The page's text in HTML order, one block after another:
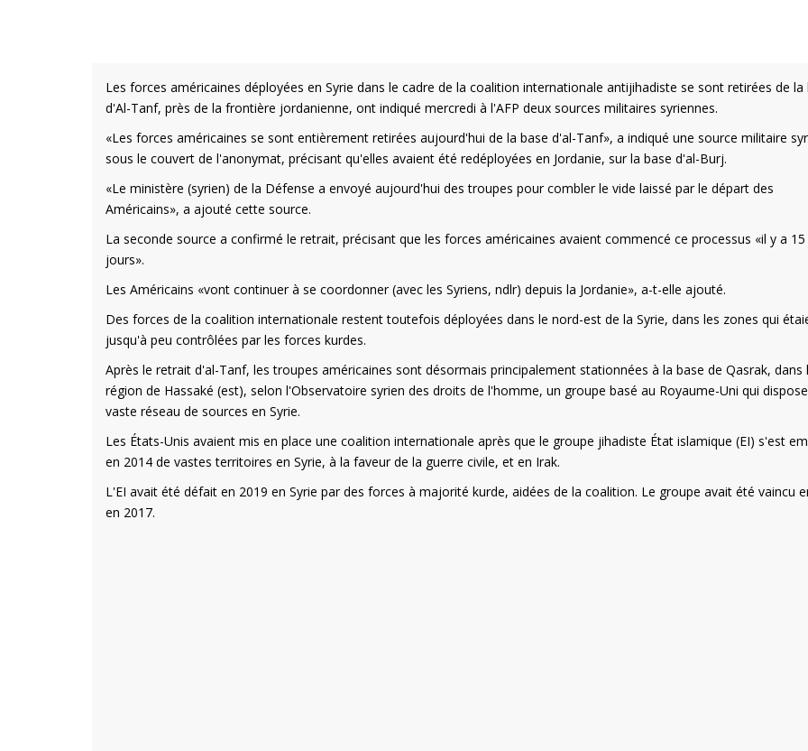
Les forces américaines déployées en Syrie dans le cadre de la coalition internationale antijihadiste se sont retirées de la
d'Al-Tanf, près de la frontière jordanienne, ont indiqué mercredi à l'AFP deux sources militaires syriennes.
«Les forces américaines se sont entièrement retirées aujourd'hui de la base d'al-Tanf», a indiqué une source militaire
sous le couvert de l'anonymat, précisant qu'elles avaient été redéployées en Jordanie, sur la base d'al-Burj.
«Le ministère (syrien) de la Défense a envoyé aujourd'hui des troupes pour combler le vide laissé par le départ des
Américains», a ajouté cette source.
La seconde source a confirmé le retrait, précisant que les forces américaines avaient commencé ce processus «il y a 15
jours».
Les Américains «vont continuer à se coordonner (avec les Syriens, ndlr) depuis la Jordanie», a-t-elle ajouté.
Des forces de la coalition internationale restent toutefois déployées dans le nord-est de la Syrie, dans les zones qui
jusqu'à peu contrôlées par les forces kurdes.
Après le retrait d'al-Tanf, les troupes américaines sont désormais principalement stationnées à la base de Qasrak, dans
région de Hassaké (est), selon l'Observatoire syrien des droits de l'homme, un groupe basé au Royaume-Uni qui
vaste réseau de sources en Syrie.
Les États-Unis avaient mis en place une coalition internationale après que le groupe jihadiste État islamique (EI) s'est
en 2014 de vastes territoires en Syrie, à la faveur de la guerre civile, et en Irak.
L'EI avait été défait en 2019 en Syrie par des forces à majorité kurde, aidées de la coalition. Le groupe avait été vaincu
en 2017.